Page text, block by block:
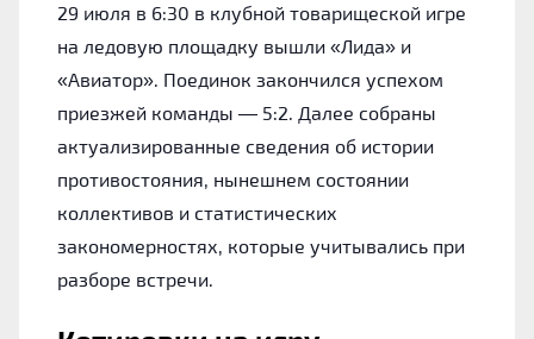
29 июля в 6:30 в клубной товарищеской игре
на ледовую площадку вышли «Лида» и
«Авиатор». Поединок закончился успехом
приезжей команды — 5:2. Далее собраны
актуализированные сведения об истории
противостояния, нынешнем состоянии
коллективов и статистических
закономерностях, которые учитывались при
разборе встречи.